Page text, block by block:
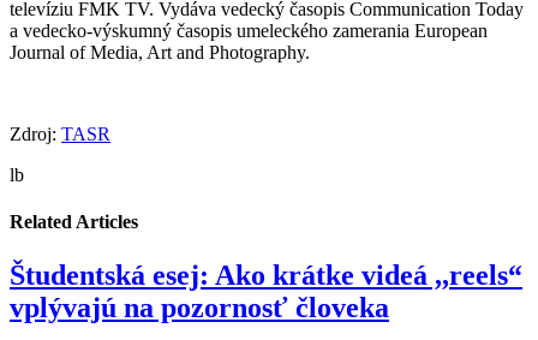
televíziu FMK TV. Vydáva vedecký časopis Communication Today
a vedecko-výskumný časopis umeleckého zamerania European
Journal of Media, Art and Photography.
Zdroj: TASR
lb
Related Articles
Študentská esej: Ako krátke videá ,,reels“
vplývajú na pozornosť človeka